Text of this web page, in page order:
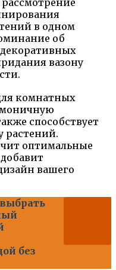
в одном
об
вазону
комнатных
способствует
растений.
оптимальные
вашего
без